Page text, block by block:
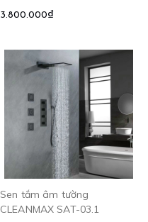
3.800.000₫
Sen tắm âm tường
CLEANMAX SAT-03.1